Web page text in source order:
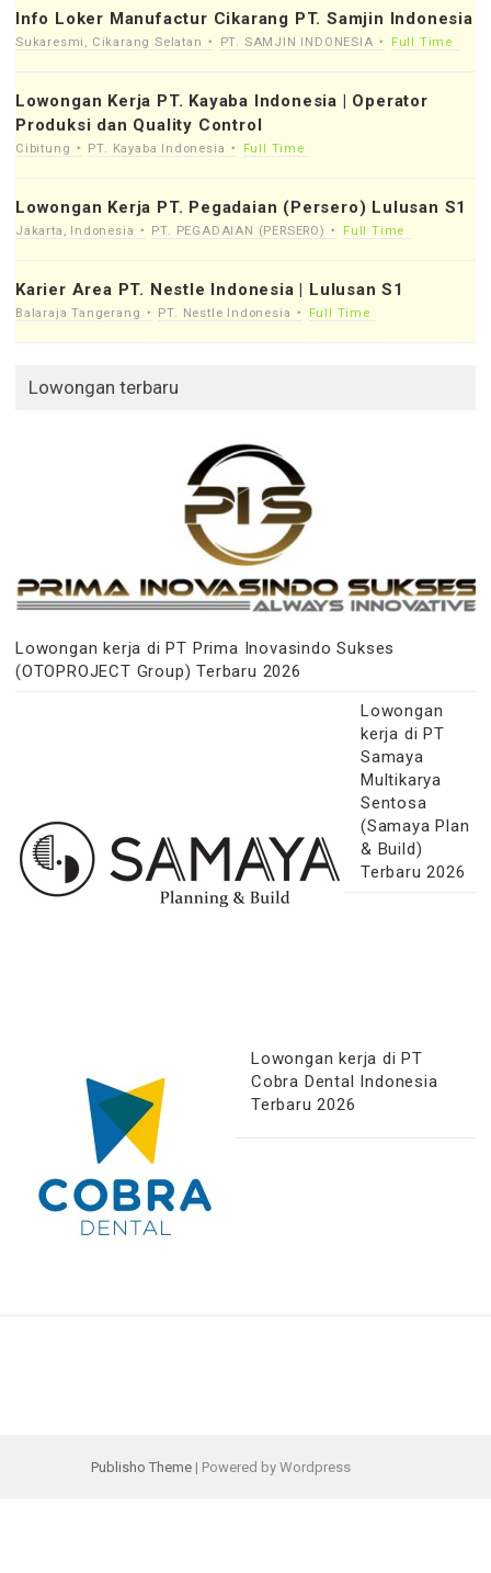
Info Loker Manufactur Cikarang PT. Samjin Indonesia
Sukaresmi, Cikarang Selatan PT. SAMJIN INDONESIA Full Time
Lowongan Kerja PT. Kayaba Indonesia | Operator
Produksi dan Quality Control
Cibitung PT. Kayaba Indonesia Full Time
Lowongan Kerja PT. Pegadaian (Persero) Lulusan S1
Jakarta, Indonesia PT. PEGADAIAN (PERSERO) Full Time
Karier Area PT. Nestle Indonesia | Lulusan S1
Balaraja Tangerang PT. Nestle Indonesia Full Time
Lowongan terbaru
Lowongan kerja di PT Prima Inovasindo Sukses
(OTOPROJECT Group) Terbaru 2026
Lowongan
kerja di PT
Samaya
Multikarya
Sentosa
(Samaya Plan
& Build)
Terbaru 2026
Lowongan kerja di PT
Cobra Dental Indonesia
Terbaru 2026
Publisho Theme | Powered by Wordpress